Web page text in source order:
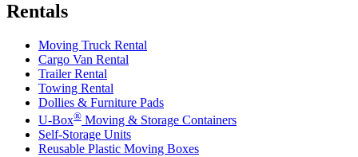
Rentals
Moving Truck Rental
Cargo Van Rental
Trailer Rental
Towing Rental
Dollies & Furniture Pads
U-Box® Moving & Storage Containers
Self-Storage Units
Reusable Plastic Moving Boxes